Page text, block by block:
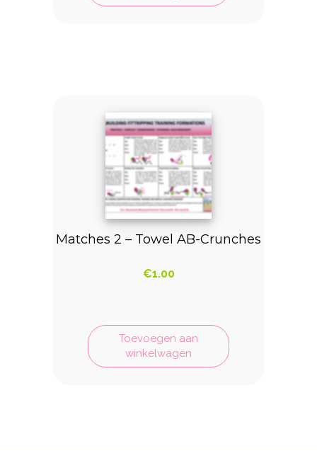
Matches 2 – Towel AB-Crunches
€1.00
Toevoegen aan
winkelwagen